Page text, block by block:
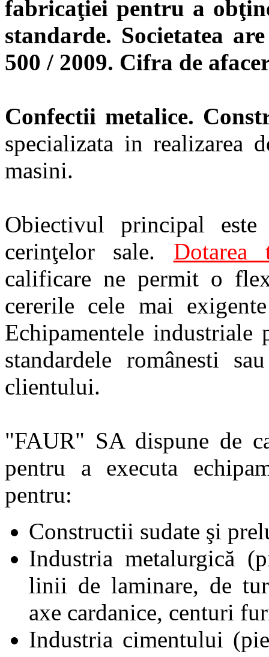
fabricaţiei pentru a
standarde. Societatea
500 / 2009. Cifra de
Confectii metalice.
specializata in realizarea
masini.
Obiectivul principal
cerinţelor sale. Dotarea
calificare ne permit o
cererile cele mai
Echipamentele
standardele românesti
clientului.
"FAUR" SA dispune de
pentru a executa
pentru:
Constructii sudate şi
Industria metalurgică
linii de laminare, de
axe cardanice, centuri
Industria cimentului